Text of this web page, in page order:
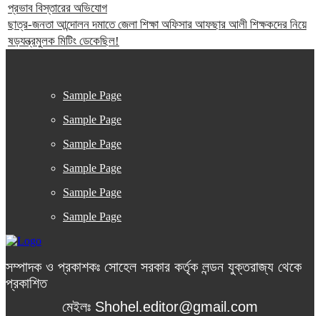
প্রভাব বিস্তারের অভিযোগ
ছাত্র-জনতা আন্দোলন দমাতে জেলা শিক্ষা অফিসার আফছার আলী শিক্ষকদের নিয়ে
ষড়যন্ত্রমুলক মিটিং ডেকেছিল!
Sample Page
Sample Page
Sample Page
Sample Page
Sample Page
Sample Page
সম্পাদক ও প্রকাশকঃ সোহেল সরকার কর্তৃক লন্ডন যুক্তরাজ্য থেকে
প্রকাশিত
মেইলঃ Shohel.editor@gmail.com